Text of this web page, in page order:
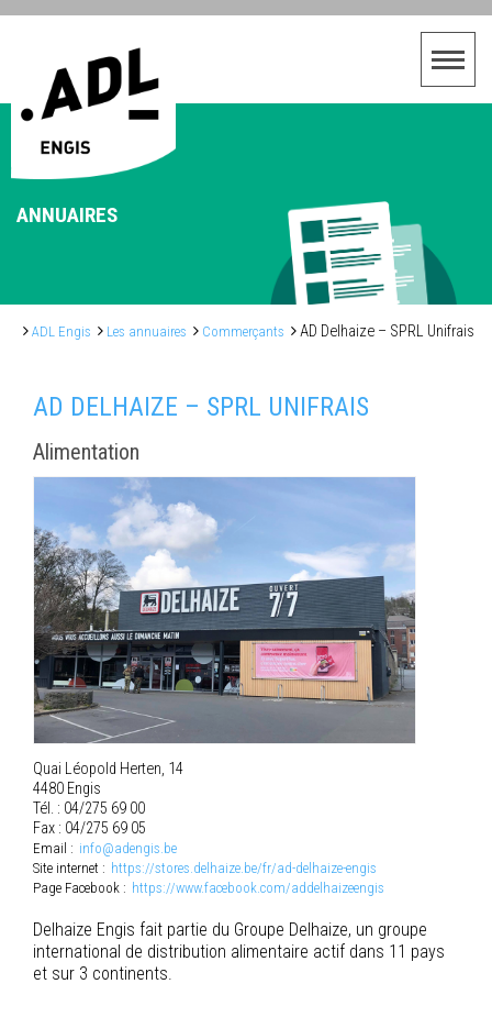
ANNUAIRES
ADL Engis Les annuaires Commerçants AD Delhaize – SPRL Unifrais
AD DELHAIZE – SPRL UNIFRAIS
Alimentation
Quai Léopold Herten, 14
4480 Engis
Tél. : 04/275 69 00
Fax : 04/275 69 05
Email : info@adengis.be
Site internet : https://stores.delhaize.be/fr/ad-delhaize-engis
Page Facebook : https://www.facebook.com/addelhaizeengis
Delhaize Engis fait partie du Groupe Delhaize, un groupe
international de distribution alimentaire actif dans 11 pays
et sur 3 continents.